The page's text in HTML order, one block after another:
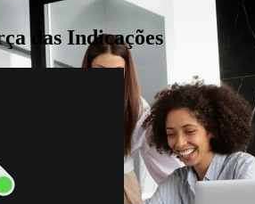
das Indicações